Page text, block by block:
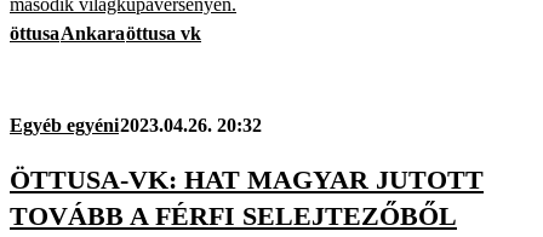
második világkupaversenyén.
öttusaAnkaraöttusa vk
Egyéb egyéni2023.04.26. 20:32
ÖTTUSA-VK: HAT MAGYAR JUTOTT
TOVÁBB A FÉRFI SELEJTEZŐBŐL